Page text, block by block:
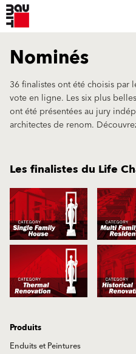
Nominés
36 finalistes ont été choisis
vote en ligne. Les six plus
ont été présentées au jury
architectes de renom.
Les finalistes du Life
Produits
Enduits et Peintures